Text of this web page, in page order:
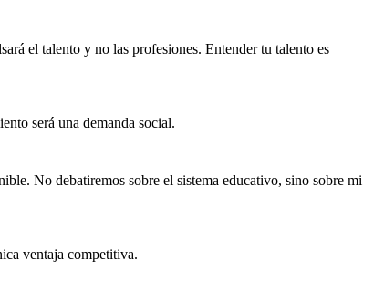
el talento y no las profesiones. Entender tu talento es
será una demanda social.
No debatiremos sobre el sistema educativo, sino sobre mi
ventaja competitiva.